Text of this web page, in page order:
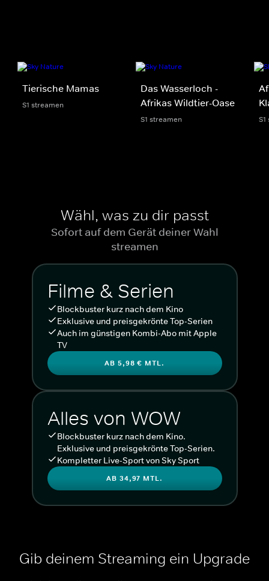
Tierische Mamas
S1 streamen
Das Wasserloch -
Afrikas Wildtier-Oase
S1 streamen
Wähl, was zu dir passt
Sofort auf dem Gerät deiner Wahl
streamen
Filme & Serien
Blockbuster kurz nach dem Kino
Exklusive und preisgekrönte Top-Serien
Auch im günstigen Kombi-Abo mit Apple
TV
AB 5,98 € MTL.
Alles von WOW
Blockbuster kurz nach dem Kino.
Exklusive und preisgekrönte Top-Serien.
Kompletter Live-Sport von Sky Sport
AB 34,97 MTL.
Gib deinem Streaming ein Upgrade